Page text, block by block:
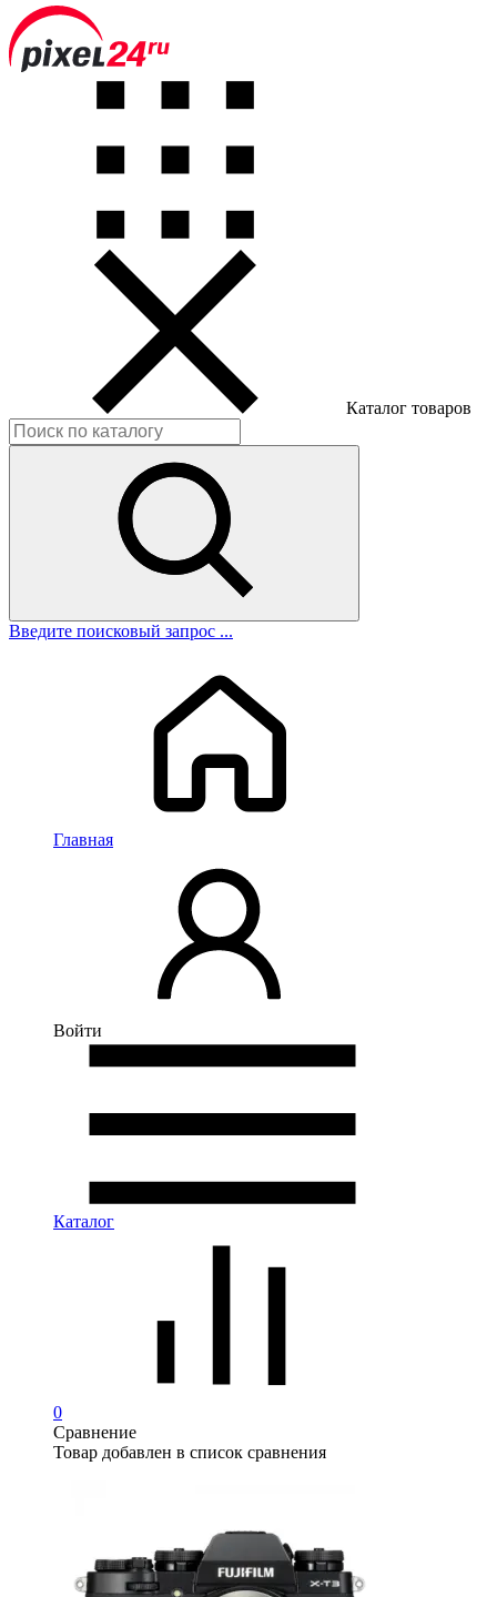
Каталог товаров
Введите поисковый запрос ...
Главная
Войти
Каталог
0
Сравнение
Товар добавлен в список сравнения